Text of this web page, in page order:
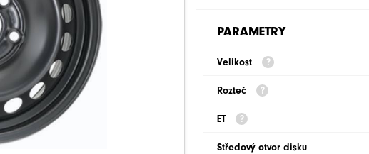
PARAMETRY
Velikost
Rozteč
ET
Středový otvor disku